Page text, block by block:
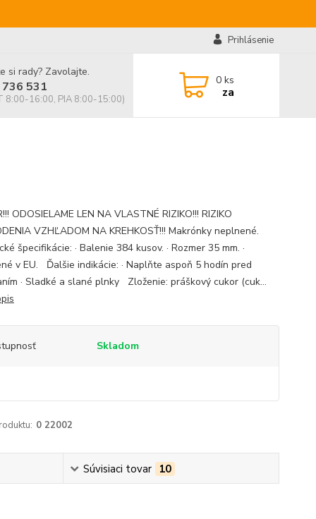
Prihlásenie
si rady? Zavolajte.
531
8:00-16:00, PIA 8:00-15:00)
0 ks
za
ODOSIELAME LEN NA VLASTNÉ RIZIKO!!! RIZIKO
VZHĽADOM NA KREHKOSŤ!!! Makrónky neplnené.
špecifikácie: · Balenie 384 kusov. · Rozmer 35 mm. ·
v EU. Ďalšie indikácie: · Naplňte aspoň 5 hodín pred
· Sladké a slané plnky Zloženie: práškový cukor (cuk...
Skladom
0 22002
Súvisiaci tovar 10